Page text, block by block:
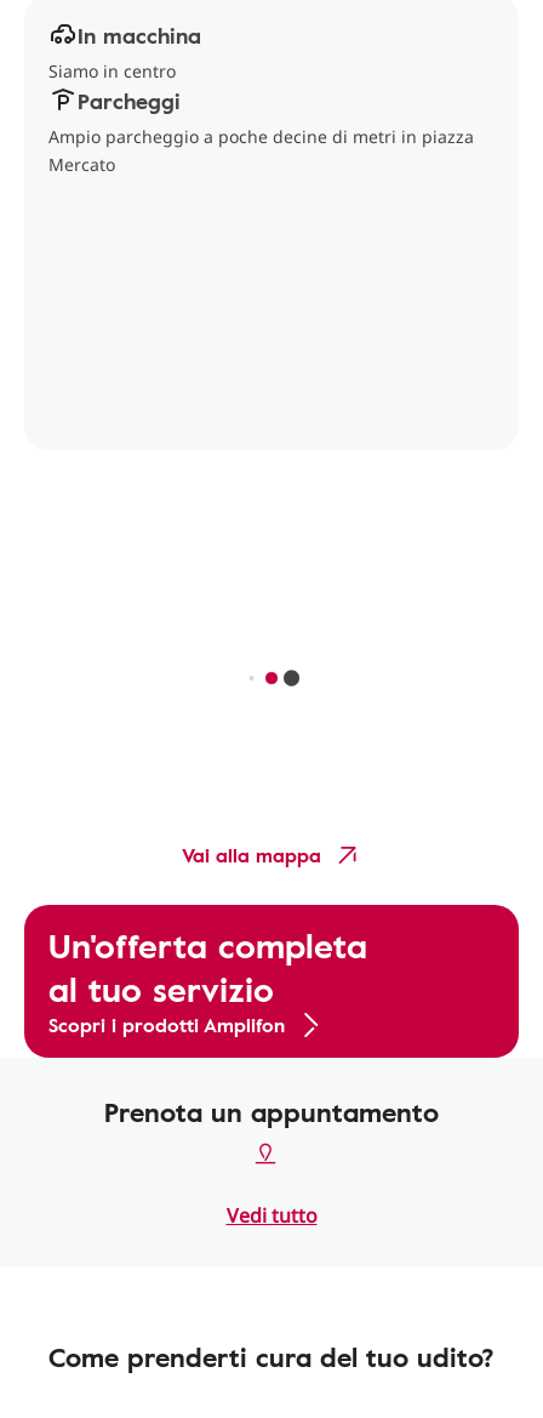
In macchina
Siamo in centro
Parcheggi
Ampio parcheggio a poche decine di metri in piazza
Mercato
Vai alla mappa
Un'offerta completa
al tuo servizio
Scopri i prodotti Amplifon
Prenota un appuntamento
Vedi tutto
Come prenderti cura del tuo udito?